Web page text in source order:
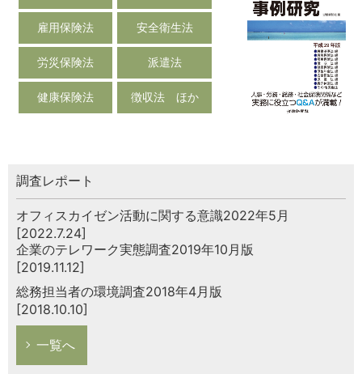
雇用保険法 安全衛生法
労災保険法 派遣法
健康保険法 徴収法 ほか
調査レポート
オフィスカイゼン活動に関する意識2022年5月
[2022.7.24]
企業のテレワーク実態調査2019年10月版
[2019.11.12]
総務担当者の環境調査2018年4月版
[2018.10.10]
一覧へ